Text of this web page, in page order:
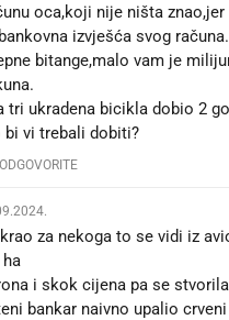
oca,koji nije ništa
izvješća svog računa.
bitange,malo vam je
tri ukradena bicikla dobio 2
vi trebali dobiti?
ODGOVORITE
za nekoga to se vidi iz
i skok cijena pa se
bankar naivno upalio